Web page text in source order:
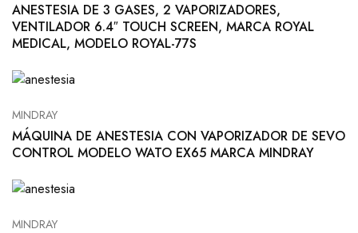
ANESTESIA DE 3 GASES, 2 VAPORIZADORES,
VENTILADOR 6.4″ TOUCH SCREEN, MARCA ROYAL
MEDICAL, MODELO ROYAL-77S
MINDRAY
MÁQUINA DE ANESTESIA CON VAPORIZADOR DE SEVO
CONTROL MODELO WATO EX65 MARCA MINDRAY
MINDRAY